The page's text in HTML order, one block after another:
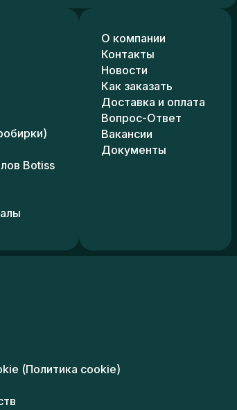
Botiss
О компании
Контакты
Новости
Как заказать
Доставка и оплата
Вопрос-Ответ
Вакансии
Документы
(Политика cookie)